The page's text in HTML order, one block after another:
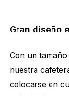
Gran diseño
Con un
nuestra
colocarse en